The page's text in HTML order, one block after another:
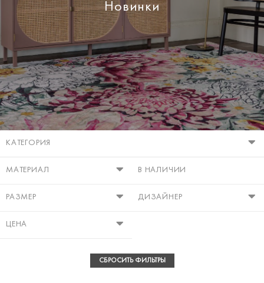
Новинки
КАТЕГОРИЯ
МАТЕРИАЛ В НАЛИЧИИ
РАЗМЕР ДИЗАЙНЕР
ЦЕНА
СБРОСИТЬ ФИЛЬТРЫ